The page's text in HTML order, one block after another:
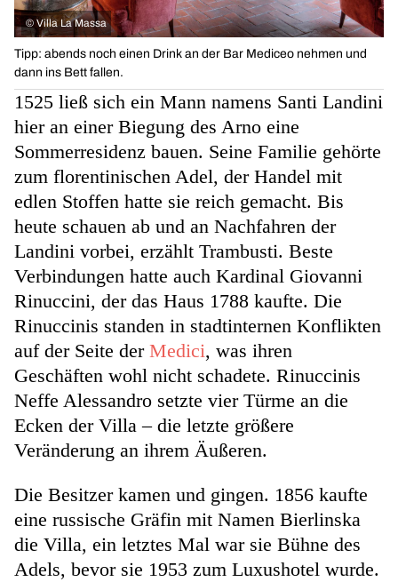
© Villa La Massa
Tipp: abends noch einen Drink an der Bar Mediceo nehmen und
dann ins Bett fallen.
1525 ließ sich ein Mann namens Santi Landini
hier an einer Biegung des Arno eine
Sommerresidenz bauen. Seine Familie gehörte
zum florentinischen Adel, der Handel mit
edlen Stoffen hatte sie reich gemacht. Bis
heute schauen ab und an Nachfahren der
Landini vorbei, erzählt Trambusti. Beste
Verbindungen hatte auch Kardinal Giovanni
Rinuccini, der das Haus 1788 kaufte. Die
Rinuccinis standen in stadtinternen Konflikten
auf der Seite der Medici, was ihren
Geschäften wohl nicht schadete. Rinuccinis
Neffe Alessandro setzte vier Türme an die
Ecken der Villa – die letzte größere
Veränderung an ihrem Äußeren.
Die Besitzer kamen und gingen. 1856 kaufte
eine russische Gräfin mit Namen Bierlinska
die Villa, ein letztes Mal war sie Bühne des
Adels, bevor sie 1953 zum Luxushotel wurde.